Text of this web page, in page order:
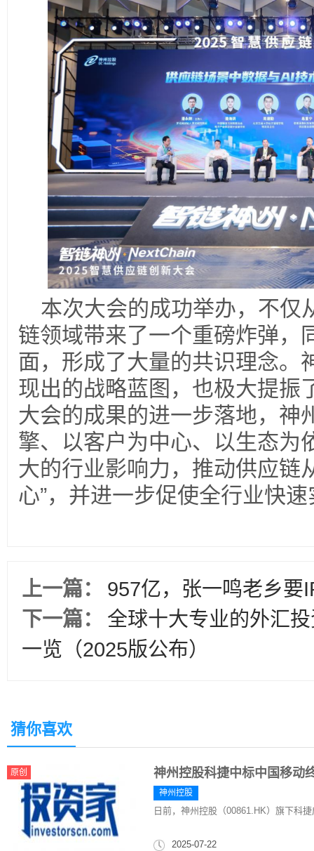
本次大会的成功举办，不仅
链领域带来了一个重磅炸弹，
面，形成了大量的共识理念。
现出的战略蓝图，也极大提振
大会的成果的进一步落地，神
擎、以客户为中心、以生态为
大的行业影响力，推动供应链
心”，并进一步促使全行业快
上一篇：
957亿，张一鸣老乡要
下一篇：
全球十大专业的外汇
一览（2025版公布）
猜你喜欢
原创 神州控股科捷中标中国移动
神州控股
日前，神州控股（00861.HK）旗下科
2025-07-22